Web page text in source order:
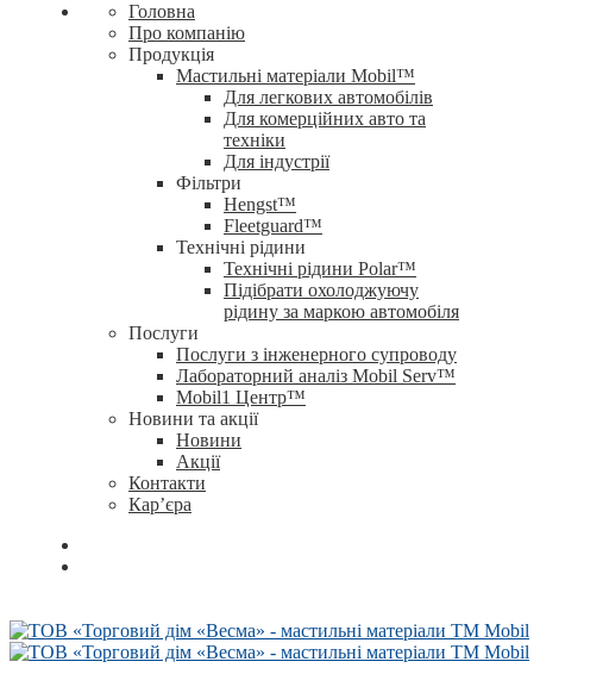
Головна
Про компанію
Продукція
Мастильні матеріали Mobil™
Для легкових автомобілів
Для комерційних авто та
техніки
Для індустрії
Фільтри
Hengst™
Fleetguard™
Технічні рідини
Технічні рідини Polar™
Підібрати охолоджуючу
рідину за маркою автомобіля
Послуги
Послуги з інженерного супроводу
Лабораторний аналіз Mobil Serv™
Mobil1 Центр™​
Новини та акції
Новини
Акції
Контакти
Кар’єра